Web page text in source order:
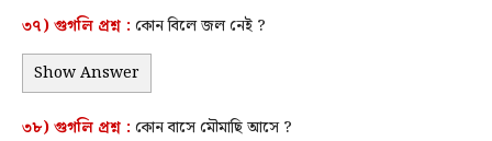
৩৭) গুগলি প্রশ্ন : কোন বিলে জল নেই ?
Show Answer
৩৮) গুগলি প্রশ্ন : কোন বাসে মৌমাছি আসে ?